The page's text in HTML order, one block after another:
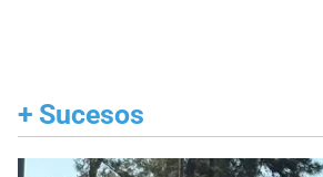
+ Sucesos